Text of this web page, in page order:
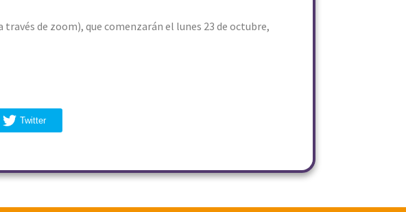
de zoom), que comenzarán el lunes 23 de octubre,
Twitter